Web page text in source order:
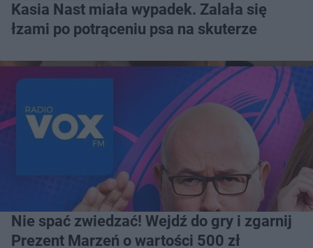
Kasia Nast miała wypadek. Zalała się
łzami po potrąceniu psa na skuterze
Nie spać zwiedzać! Wejdź do gry i zgarnij
Prezent Marzeń o wartości 500 zł